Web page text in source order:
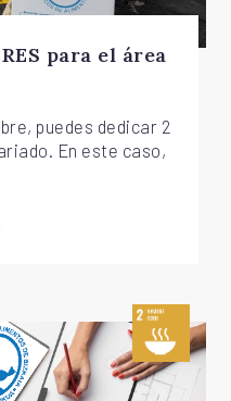
para el área
puedes dedicar 2
En este caso,